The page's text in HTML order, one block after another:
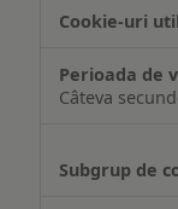
Câteva